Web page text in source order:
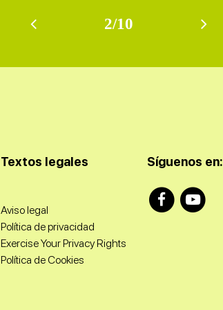
2/10
Textos legales
Aviso legal
Política de privacidad
Exercise Your Privacy Rights
Política de Cookies
Síguenos en: